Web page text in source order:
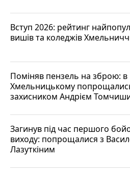
Вступ 2026: рейтинг
вишів та коледжів
Поміняв пензель на зброю: в
Хмельницькому
захисником Андрієм
Загинув під час першого
виходу: попрощалися з
Лазуткіним